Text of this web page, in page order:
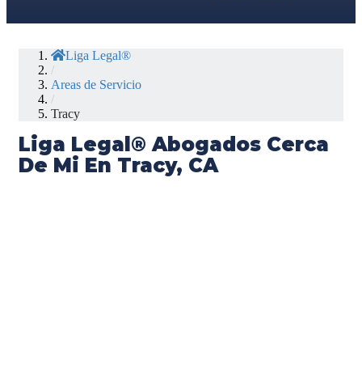
Liga Legal®
/
Areas de Servicio
/
Tracy
Liga Legal® Abogados Cerca
De Mi En Tracy, CA